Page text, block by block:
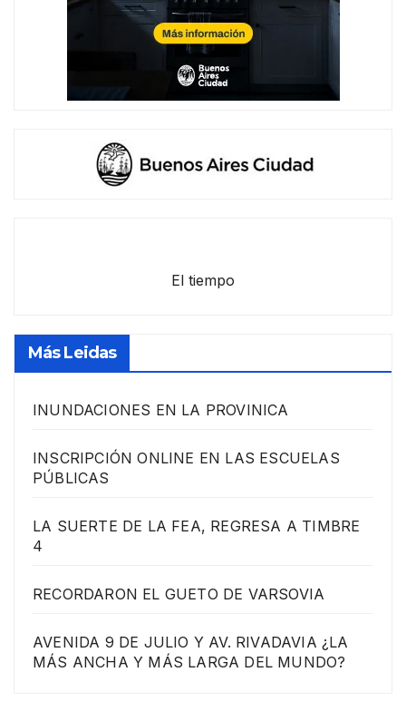
El tiempo
Más Leidas
INUNDACIONES EN LA PROVINICA
INSCRIPCIÓN ONLINE EN LAS ESCUELAS
PÚBLICAS
LA SUERTE DE LA FEA, REGRESA A TIMBRE
4
RECORDARON EL GUETO DE VARSOVIA
AVENIDA 9 DE JULIO Y AV. RIVADAVIA ¿LA
MÁS ANCHA Y MÁS LARGA DEL MUNDO?